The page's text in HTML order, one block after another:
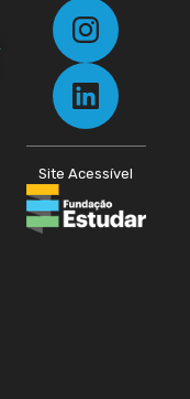
Site Acessível